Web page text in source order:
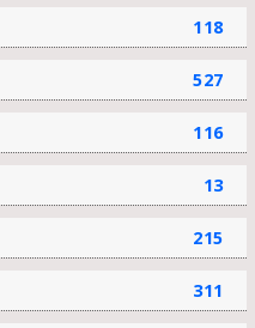
118
527
116
13
215
311